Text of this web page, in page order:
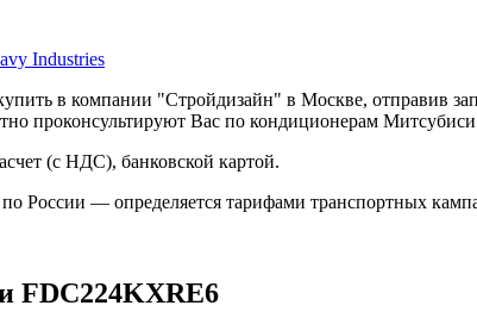
Industries
в компании "Стройдизайн" в Москве, отправив
проконсультируют Вас по кондиционерам
(с НДС), банковской картой.
России — определяется тарифами транспортных
FDC224KXRE6